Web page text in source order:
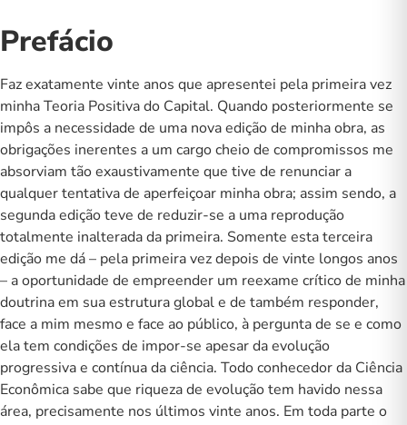
1
quantidade
Prefácio
Faz exatamente vinte anos que apresentei pela primeira vez
minha Teoria Positiva do Capital. Quando posteriormente se
impôs a necessidade de uma nova edição de minha obra, as
obrigações inerentes a um cargo cheio de compromissos me
absorviam tão exaustivamente que tive de renunciar a
qualquer tentativa de aperfeiçoar minha obra; assim sendo, a
segunda edição teve de reduzir-se a uma reprodução
totalmente inalterada da primeira. Somente esta terceira
edição me dá – pela primeira vez depois de vinte longos anos
– a oportunidade de empreender um reexame crítico de minha
doutrina em sua estrutura global e de também responder,
face a mim mesmo e face ao público, à pergunta de se e como
ela tem condições de impor-se apesar da evolução
progressiva e contínua da ciência. Todo conhecedor da Ciência
Econômica sabe que riqueza de evolução tem havido nessa
área, precisamente nos últimos vinte anos. Em toda parte o